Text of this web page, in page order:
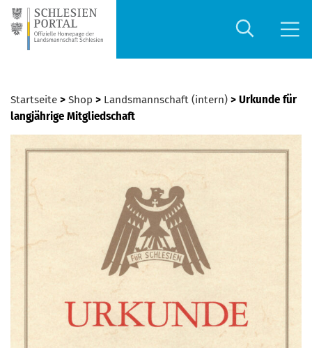
Startseite > Shop > Landsmannschaft (intern) > Urkunde für
langjährige Mitgliedschaft